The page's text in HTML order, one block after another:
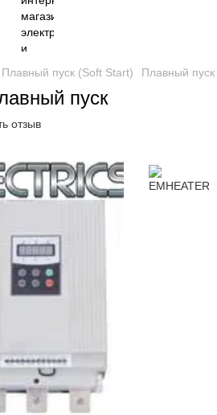
Плавный пуск (Soft Start) Плавный
пуск
отзыв